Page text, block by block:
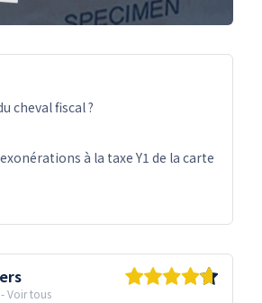
cheval fiscal ?
à la taxe Y1 de la carte
-Voir tous